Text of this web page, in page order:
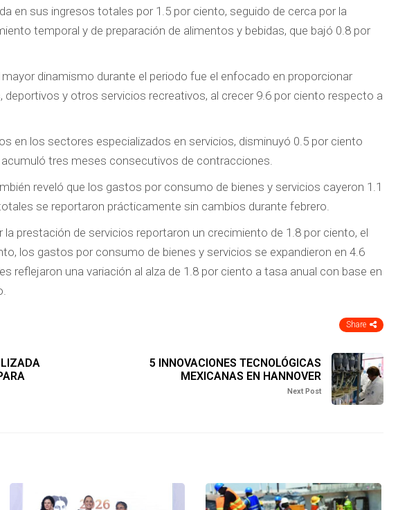
en sus ingresos totales por 1.5 por ciento, seguido de cerca por la
temporal y de preparación de alimentos y bebidas, que bajó 0.8 por
dinamismo durante el periodo fue el enfocado en proporcionar
deportivos y otros servicios recreativos, al crecer 9.6 por ciento respecto a
en los sectores especializados en servicios, disminuyó 0.5 por ciento
tres meses consecutivos de contracciones.
reveló que los gastos por consumo de bienes y servicios cayeron 1.1
se reportaron prácticamente sin cambios durante febrero.
la prestación de servicios reportaron un crecimiento de 1.8 por ciento, el
los gastos por consumo de bienes y servicios se expandieron en 4.6
reflejaron una variación al alza de 1.8 por ciento a tasa anual con base en
Share
5 INNOVACIONES TECNOLÓGICAS
MEXICANAS EN HANNOVER
Next Post